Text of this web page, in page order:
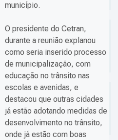
município.
O presidente do Cetran,
durante a reunião explanou
como seria inserido processo
de municipalização, com
educação no trânsito nas
escolas e avenidas, e
destacou que outras cidades
já estão adotando medidas de
desenvolvimento no trânsito,
onde já estão com boas